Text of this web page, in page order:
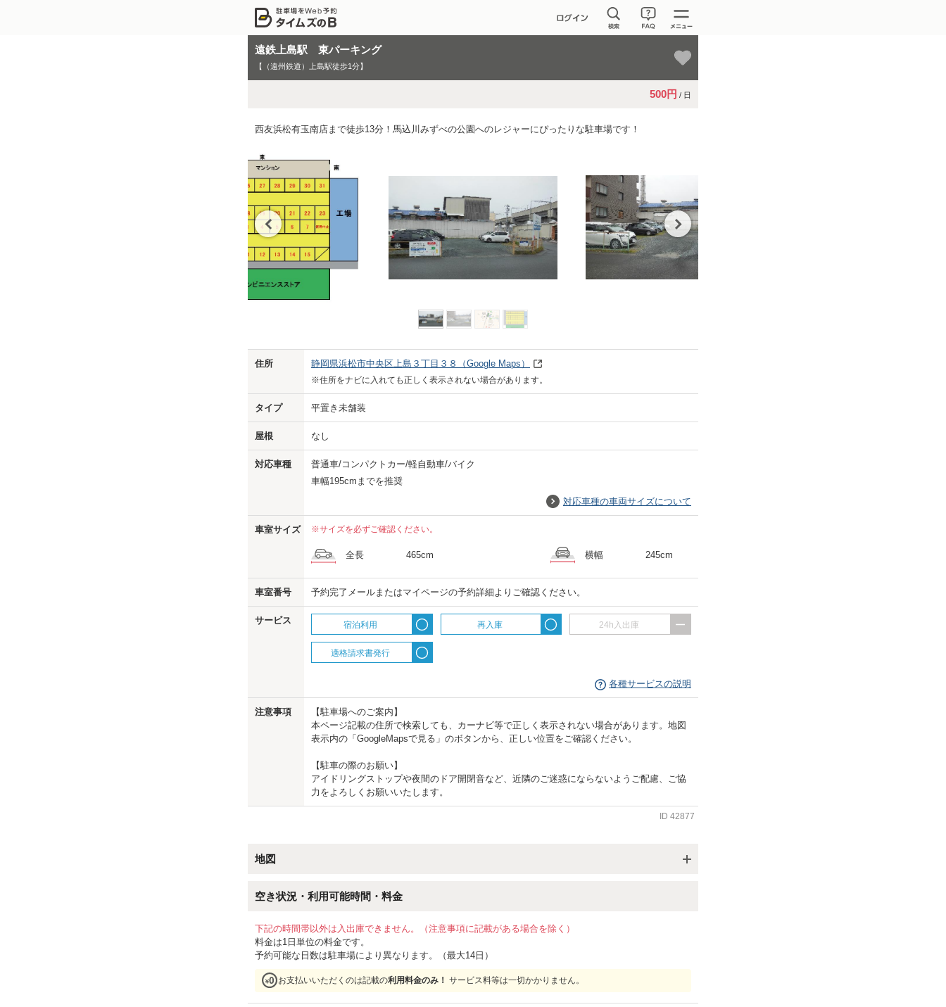
遠鉄上島駅 東パーキング
【（遠州鉄道）上島駅徒歩1分】
500円 / 日
西友浜松有玉南店まで徒歩13分！馬込川みずべの公園へのレジャーにぴったりな駐車場です！
Previo
Next
住所
静岡県浜松市中央区上島３丁目３８ （Google Maps）
※住所をナビに入れても正しく表示されない場合があります。
タイプ 平置き未舗装
屋根 なし
対応車種
普通車/コンパクトカー/軽自動車/バイク
車幅195cmまでを推奨
対応車種の車両サイズについて
車室サイズ ※サイズを必ずご確認ください。
全長 465cm 横幅 245cm
車室番号 予約完了メールまたはマイページの予約詳細よりご確認ください。
サービス 宿泊利用 再入庫 24h入出庫
適格請求書発行
各種サービスの説明
注意事項
【駐車場へのご案内】
本ページ記載の住所で検索しても、カーナビ等で正しく表示されない場合があります。地図
表示内の「GoogleMapsで見る」のボタンから、正しい位置をご確認ください。
【駐車の際のお願い】
アイドリングストップや夜間のドア開閉音など、近隣のご迷惑にならないようご配慮、ご協
力をよろしくお願いいたします。
ID 42877
地図
空き状況・利用可能時間・料金
下記の時間帯以外は入出庫できません。（注意事項に記載がある場合を除く）
料金は1日単位の料金です。
予約可能な日数は駐車場により異なります。（最大14日）
お支払いいただくのは記載の利用料金のみ！ サービス料等は一切かかりません。